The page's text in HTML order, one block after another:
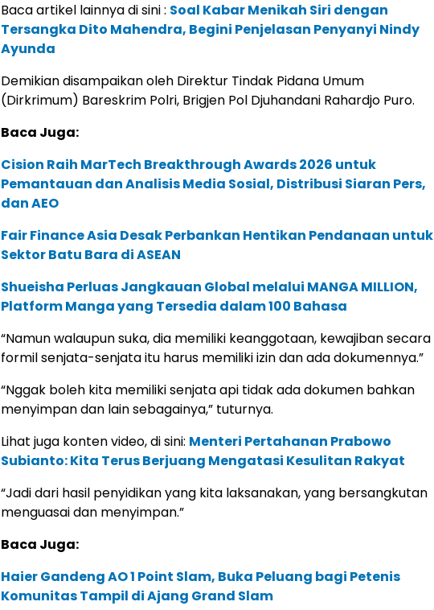
Baca artikel lainnya di sini : Soal Kabar Menikah Siri dengan
Tersangka Dito Mahendra, Begini Penjelasan Penyanyi Nindy
Ayunda
Demikian disampaikan oleh Direktur Tindak Pidana Umum
(Dirkrimum) Bareskrim Polri, Brigjen Pol Djuhandani Rahardjo Puro.
Baca Juga:
Cision Raih MarTech Breakthrough Awards 2026 untuk
Pemantauan dan Analisis Media Sosial, Distribusi Siaran Pers,
dan AEO
Fair Finance Asia Desak Perbankan Hentikan Pendanaan untuk
Sektor Batu Bara di ASEAN
Shueisha Perluas Jangkauan Global melalui MANGA MILLION,
Platform Manga yang Tersedia dalam 100 Bahasa
“Namun walaupun suka, dia memiliki keanggotaan, kewajiban secara
formil senjata-senjata itu harus memiliki izin dan ada dokumennya.”
“Nggak boleh kita memiliki senjata api tidak ada dokumen bahkan
menyimpan dan lain sebagainya,” tuturnya.
Lihat juga konten video, di sini: Menteri Pertahanan Prabowo
Subianto: Kita Terus Berjuang Mengatasi Kesulitan Rakyat
“Jadi dari hasil penyidikan yang kita laksanakan, yang bersangkutan
menguasai dan menyimpan.”
Baca Juga:
Haier Gandeng AO 1 Point Slam, Buka Peluang bagi Petenis
Komunitas Tampil di Ajang Grand Slam